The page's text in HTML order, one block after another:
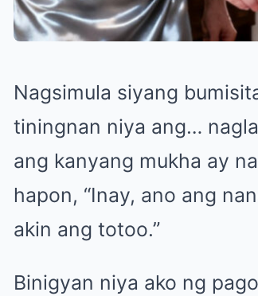
Nagsimula siyang
tiningnan niya ang…
ang kanyang mukha ay
hapon, “Inay, ano ang
akin ang totoo.”
Binigyan niya ako ng